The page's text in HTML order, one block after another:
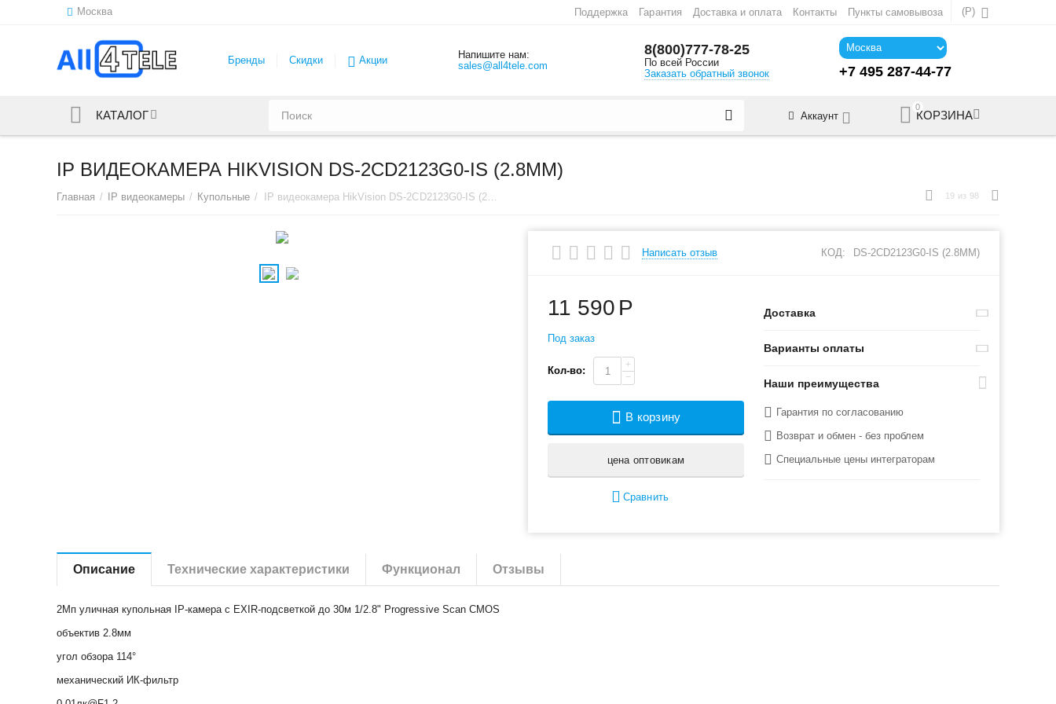
Москва (Р)
Поддержка Гарантия Доставка и оплата Контакты Пункты самовывоза
Бренды Скидки Акции
Напишите нам:
sales@all4tele.com
8(800)777-78-25
По всей России
Заказать обратный звонок
+7 495 287-44-77
КАТАЛОГ
0
КОРЗИНА
Аккаунт
IP ВИДЕОКАМЕРА HIKVISION DS-2CD2123G0-IS (2.8MM)
Главная / IP видеокамеры / Купольные / IP видеокамера HikVision DS-2CD2123G0-IS (2.8mm) 19 из 98
Написать отзыв КОД: DS-2CD2123G0-IS (2.8MM)
11 590 Р
Под заказ
Кол-во:
+
−
В корзину
цена оптовикам
Сравнить
Доставка
Варианты оплаты
Наши преимущества
Гарантия по согласованию
Возврат и обмен - без проблем
Специальные цены интеграторам
Описание Технические характеристики Функционал Отзывы
2Мп уличная купольная IP-камера с EXIR-подсветкой до 30м 1/2.8" Progressive Scan CMOS
объектив 2.8мм
угол обзора 114°
механический ИК-фильтр